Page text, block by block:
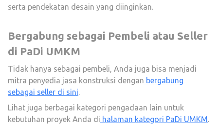
serta pendekatan desain yang diinginkan.
Bergabung sebagai Pembeli atau Seller
di PaDi UMKM
Tidak hanya sebagai pembeli, Anda juga bisa menjadi
mitra penyedia jasa konstruksi dengan bergabung
sebagai seller di sini.
Lihat juga berbagai kategori pengadaan lain untuk
kebutuhan proyek Anda di halaman kategori PaDi UMKM.